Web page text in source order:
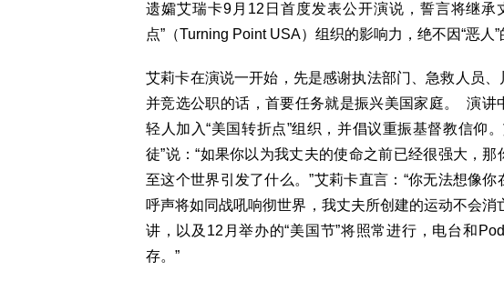
遗孀艾瑞卡9月12日首度发表公开演说，誓言将继承
点”（Turning Point USA）组织的影响力，绝不因“恶人”
艾莉卡在演说一开始，先是感谢执法部门、急救人员
并竞选公职的话，首要任务就是振兴美国家庭。 演讲
轻人加入“美国转折点”组织，并倡议重振基督教信仰
徒”说：“如果你以为我丈夫的使命之前已经很强大，
至这个世界引发了什么。”艾莉卡直言：“你无法想像
呼声将如同战吼响彻世界，我丈夫所创建的运动不会
讲，以及12月举办的“美国节”将照常进行，电台和
存。”